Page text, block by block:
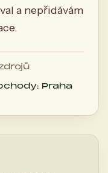
a nepřidávám
Praha